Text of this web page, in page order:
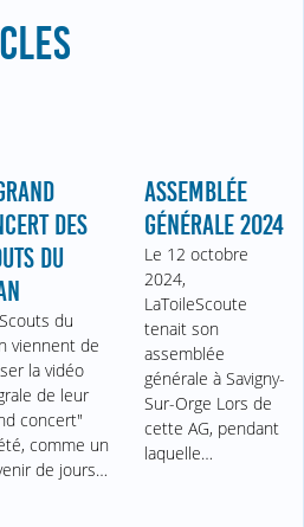
DES
DU
du
viennent de
la vidéo
de leur
concert"
comme un
de jours…
ASSEMBLÉE
GÉNÉRALE 2024
Le 12 octobre
2024,
LaToileScoute
tenait son
assemblée
générale à Savigny-
Sur-Orge Lors de
cette AG, pendant
laquelle…